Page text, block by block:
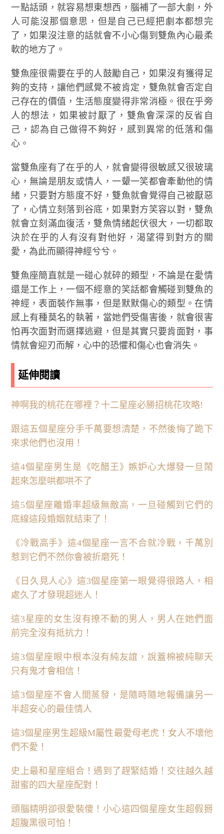
一點話頭，就容易想東想西，腦補了一部大劇，外
人可能沒那個意思，但是自己已經把劇本都想完
了，如果沒注意的話就會不小心傷到雙魚內心最柔
軟的地方了。
雙魚座很需要在乎的人鼓勵自己，如果沒有獲得足
夠的支持，讓他們感覺不被肯定，雙魚就會否定自
己存在的價值，生活態度變得非常消極。很在乎旁
人的想法，如果被討厭了，雙魚會深深的反省自
己，認為自己做得不夠好，感到異常的低落和傷
心。
當雙魚座有了在乎的人，就會變得很敏感又很玻璃
心，無論是朋友或情人，一顰一笑都會牽動他的情
緒，只要對方態度不好，雙魚就會覺得自己被厭惡
了，心情立刻落到谷底，如果對方笑容以對，雙魚
就會立刻滿血復活，雙魚情緒起伏很大，一切都取
決於在乎的人有沒有對他好，渴望得到對方的關
愛，為此而顯得神經兮兮。
雙魚座簡直就是一碰心就碎的類型，不論是在愛情
還是工作上，一個不經意的笑話都會觸碰到雙魚的
神經，表面裝作無事，但是默默傷心的類型。在情
感上有種莫名的執著，當她們受傷害後，就會很害
怕再次面對而選擇逃避，但是其實只要肯面對，事
情就會迎刃而解，心中的恐懼和傷心也會消失。
延伸閱讀
神啊我的桃花在哪裡？十二星座必勝招桃花攻略!
跟這五個星座分手千萬要想清楚，不然後悔了跪下
來求他們也沒用！
這4個星座男生是《吃醋王》嫉妒心大爆發一旦鬧
起來怎麼哄都哄不了
這5個星座離婚率超級無敵高，一旦碰觸到它們的
底線這段婚姻就結束了！
《冷戰高手》這4個星座一言不合就冷戰，千萬別
惹到它們不然你會被折磨死！
《日久見人心》這3個星座第一眼覺得很路人，相
處久了才發現超迷人！
這3星座的女生沒有撩不動的男人，男人在她們面
前完全沒有抵抗力！
這3個星座眼中根本沒有純友誼，說蓋棉被純聊天
只有鬼才會相信！
這3個星座不會人間蒸發，是隨時隨地報備讓另一
半超安心的最佳情人
這3個星座男生超級M屬性最愛母老虎！女人不壞他
們不愛！
史上最和星座組合！遇到了趕緊結婚！交往越久越
甜蜜的四大星座配對！
頭腦精明卻很愛裝傻！小心這四個星座女生超假掰
超腹黑很可怕！